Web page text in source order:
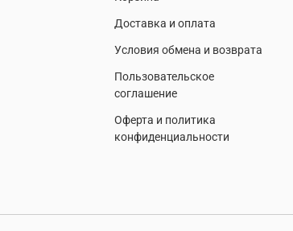
Доставка и оплата
Условия обмена и возврата
Пользовательское
соглашение
Оферта и политика
конфиденциальности